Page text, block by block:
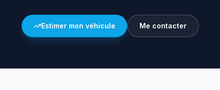
Estimer mon véhicule Me contacter